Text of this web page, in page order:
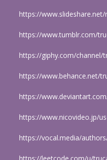
https://
https://www.tumblr.com/
https://giphy.com/channel/
https://www.behance.net/
https://
https://www.nicovideo.jp/
https://vocal.media/
https://leetcode.com/u/